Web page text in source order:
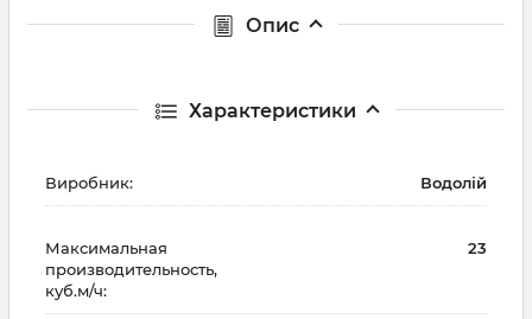
Опис
Характеристики
Виробник: Водолій
Максимальная
производительность,
куб.м/ч:
23